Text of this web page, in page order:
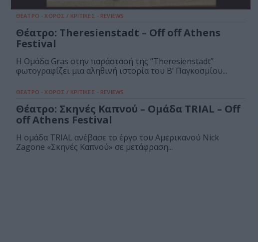
ΘΕΑΤΡΟ - ΧΟΡΟΣ / ΚΡΙΤΙΚΕΣ - REVIEWS
Θέατρο: Theresienstadt – Off off Athens
Festival
Η Ομάδα Gras στην παράστασή της “Theresienstadt”
φωτογραφίζει μια αληθινή ιστορία του Β’ Παγκοσμίου...
ΘΕΑΤΡΟ - ΧΟΡΟΣ / ΚΡΙΤΙΚΕΣ - REVIEWS
Θέατρο: Σκηνές Καπνού – Ομάδα TRIAL – Off
off Athens Festival
Η ομάδα TRIAL ανέβασε το έργο του Αμερικανού Nick
Zagone «Σκηνές Καπνού» σε μετάφραση...